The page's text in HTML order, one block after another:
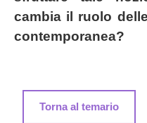
cambia il ruolo
contemporanea?
Torna al temario